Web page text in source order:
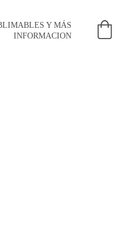
Y MÁS
INFORMACION